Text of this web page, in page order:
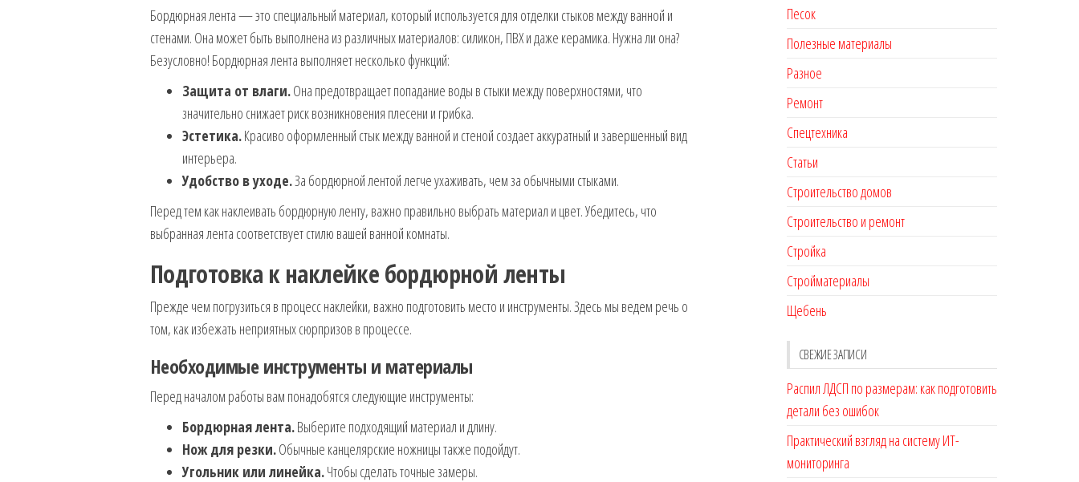
Бордюрная лента — это специальный материал, который используется для отделки стыков между ванной и
стенами. Она может быть выполнена из различных материалов: силикон, ПВХ и даже керамика. Нужна ли она?
Безусловно! Бордюрная лента выполняет несколько функций:
Защита от влаги.Она предотвращает попадание воды в стыки между поверхностями, что
значительно снижает риск возникновения плесени и грибка.
Эстетика.Красиво оформленный стык между ванной и стеной создает аккуратный и завершенный вид
интерьера.
Удобство в уходе.За бордюрной лентой легче ухаживать, чем за обычными стыками.
Перед тем как наклеивать бордюрную ленту, важно правильно выбрать материал и цвет. Убедитесь, что
выбранная лента соответствует стилю вашей ванной комнаты.
Подготовка к наклейке бордюрной ленты
Прежде чем погрузиться в процесс наклейки, важно подготовить место и инструменты. Здесь мы ведем речь о
том, как избежать неприятных сюрпризов в процессе.
Необходимые инструменты и материалы
Перед началом работы вам понадобятся следующие инструменты:
Бордюрная лента.Выберите подходящий материал и длину.
Нож для резки.Обычные канцелярские ножницы также подойдут.
Угольник или линейка.Чтобы сделать точные замеры.
Песок
Полезные материалы
Разное
Ремонт
Спецтехника
Статьи
Строительство домов
Строительство и ремонт
Стройка
Стройматериалы
Щебень
СВЕЖИЕ ЗАПИСИ
Распил ЛДСП по размерам: как подготовить
детали без ошибок
Практический взгляд на систему ИТ-
мониторинга